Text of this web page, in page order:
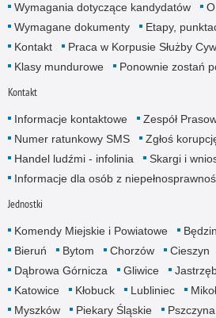
Wymagania dotyczące kandydatów
Wymagane dokumenty
Etapy,
Kontakt
Praca w Korpusie Służby
Klasy mundurowe
Ponownie zostań
Kontakt
Informacje kontaktowe
Zespół
Numer ratunkowy SMS
Zgłoś
Handel ludźmi - infolinia
Skargi i
Informacje dla osób z
Jednostki
Komendy Miejskie i Powiatowe Będzin
Bieruń
Bytom Chorzów Cieszyn
Dąbrowa Górnicza
Gliwice
Katowice
Kłobuck Lubliniec
Myszków
Piekary Śląskie Pszczyna